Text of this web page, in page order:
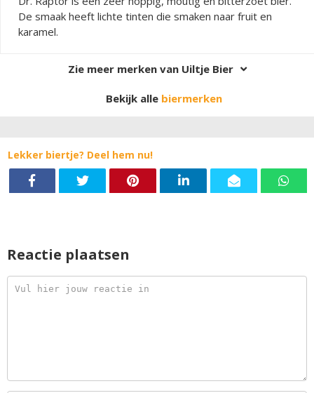
De smaak heeft lichte tinten die smaken naar fruit en
karamel.
Zie meer merken van Uiltje Bier
Bekijk alle biermerken
Lekker biertje? Deel hem nu!
Reactie plaatsen